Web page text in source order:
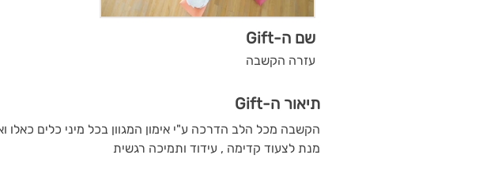
שם ה-Gift
עזרה הקשבה
תיאור ה-Gift
הקשבה מכל הלב הדרכה ע"י אימון המגוון בכל מיני כלים כאלו
מנת לצעוד קדימה , עידוד ותמיכה רגשית